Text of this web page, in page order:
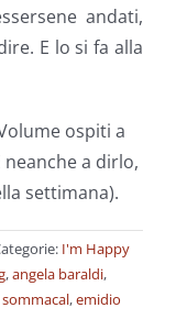
andati,
E lo si fa alla
ospiti a
neanche a dirlo,
settimana).
I'm Happy
,angela baraldi,
sommacal,emidio